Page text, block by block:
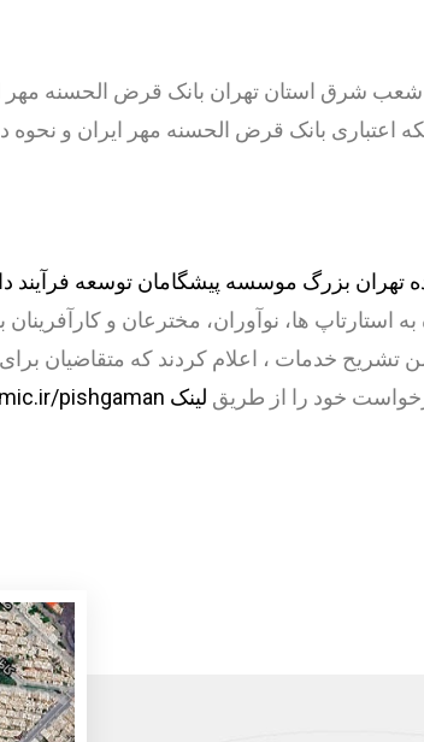
شرق استان تهران بانک قرض الحسنه
تهران بزرگ موسسه پیشگامان توسعه فرآیند
ها، نوآوران، مخترعان و کارآفرینان
خدمات ، اعلام کردند که متقاضیان
خود را از طریق لینک msfmic.ir/pishgaman